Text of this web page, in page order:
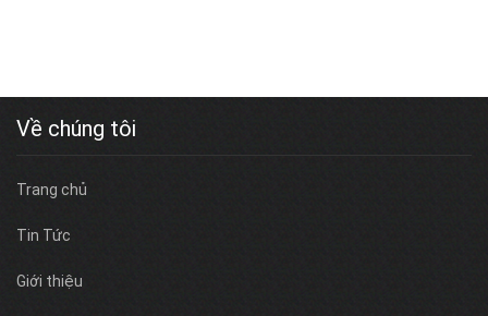
Về chúng tôi
Trang chủ
Tin Tức
Giới thiệu